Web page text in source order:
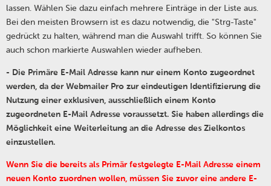
lassen. Wählen Sie dazu einfach mehrere Einträge in der Liste aus.
Bei den meisten Browsern ist es dazu notwendig, die "Strg-Taste"
gedrückt zu halten, während man die Auswahl trifft. So können Sie
auch schon markierte Auswahlen wieder aufheben.
- Die Primäre E-Mail Adresse kann nur einem Konto zugeordnet
werden, da der Webmailer Pro zur eindeutigen Identifizierung die
Nutzung einer exklusiven, ausschließlich einem Konto
zugeordneten E-Mail Adresse voraussetzt. Sie haben allerdings die
Möglichkeit eine Weiterleitung an die Adresse des Zielkontos
einzustellen.
Wenn Sie die bereits als Primär festgelegte E-Mail Adresse einem
neuen Konto zuordnen wollen, müssen Sie zuvor eine andere E-